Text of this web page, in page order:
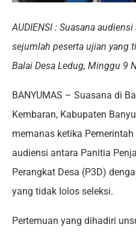
AUDIENSI : Suasana
sejumlah peserta ujian yang
Balai Desa Ledug, Minggu 9
BANYUMAS – Suasana di
Kembaran, Kabupaten
memanas ketika
audiensi antara Panitia
Perangkat Desa (P3D)
yang tidak lolos seleksi.
Pertemuan yang dihadiri